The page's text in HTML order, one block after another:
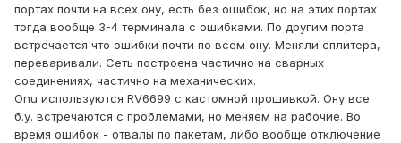
портах почти на всех ону, есть без ошибок, но на этих портах
тогда вообще 3-4 терминала с ошибками. По другим порта
встречается что ошибки почти по всем ону. Меняли сплитера,
переваривали. Сеть построена частично на сварных
соединениях, частично на механических.
Onu используются RV6699 с кастомной прошивкой. Ону все
б.у. встречаются с проблемами, но меняем на рабочие. Во
время ошибок - отвалы по пакетам, либо вообще отключение